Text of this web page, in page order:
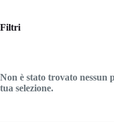
Non è stato trovato nessun
tua selezione.
Filtri